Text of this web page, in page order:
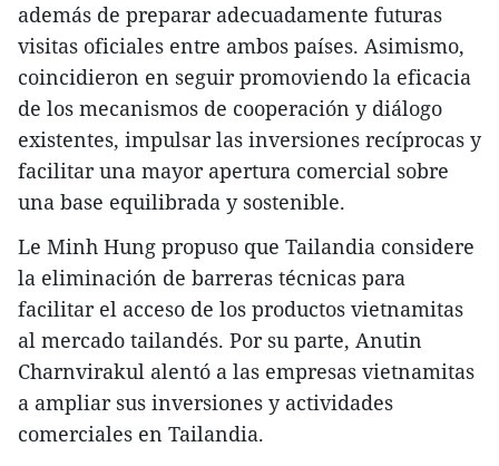
además de preparar adecuadamente futuras
visitas oficiales entre ambos países. Asimismo,
coincidieron en seguir promoviendo la eficacia
de los mecanismos de cooperación y diálogo
existentes, impulsar las inversiones recíprocas y
facilitar una mayor apertura comercial sobre
una base equilibrada y sostenible.
Le Minh Hung propuso que Tailandia considere
la eliminación de barreras técnicas para
facilitar el acceso de los productos vietnamitas
al mercado tailandés. Por su parte, Anutin
Charnvirakul alentó a las empresas vietnamitas
a ampliar sus inversiones y actividades
comerciales en Tailandia.